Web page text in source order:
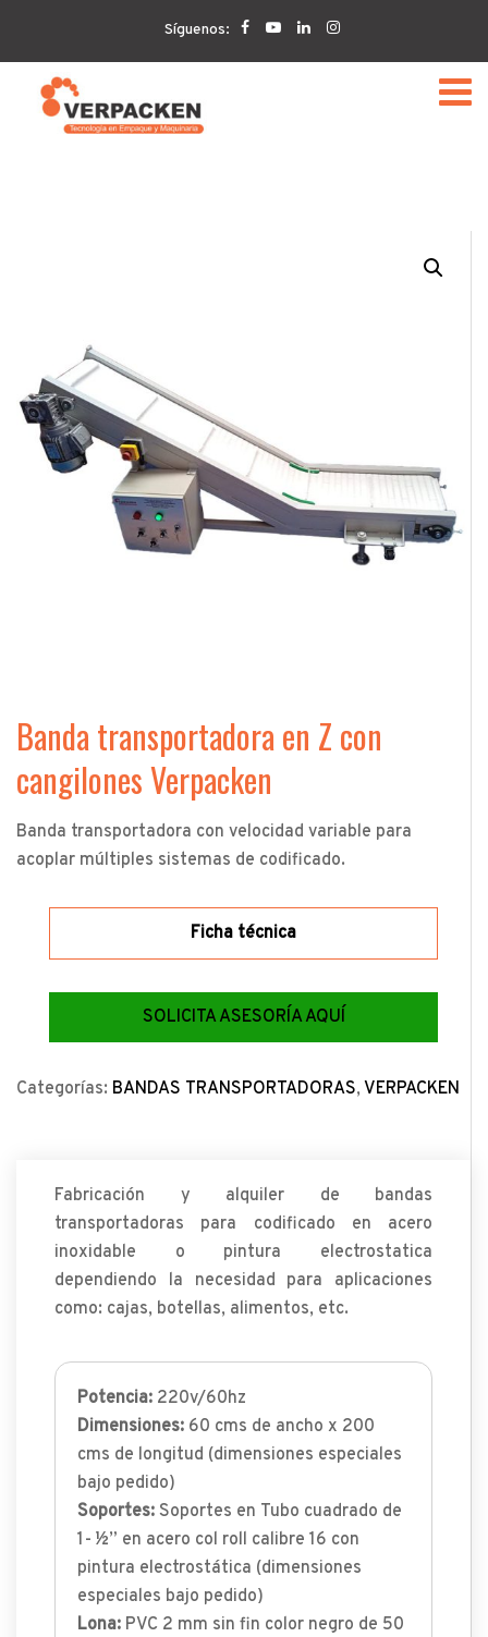
Síguenos:
cangilones Verpacken
Banda transportadora en Z con
cangilones Verpacken
Banda transportadora con velocidad variable para
acoplar múltiples sistemas de codificado.
Ficha técnica
SOLICITA ASESORÍA AQUÍ
Categorías: BANDAS TRANSPORTADORAS, VERPACKEN
Fabricación y alquiler de bandas
transportadoras para codificado en acero
inoxidable o pintura electrostatica
dependiendo la necesidad para aplicaciones
como: cajas, botellas, alimentos, etc.
Potencia: 220v/60hz
Dimensiones: 60 cms de ancho x 200
cms de longitud (dimensiones especiales
bajo pedido)
Soportes: Soportes en Tubo cuadrado de
1- ½” en acero col roll calibre 16 con
pintura electrostática (dimensiones
especiales bajo pedido)
Lona: PVC 2 mm sin fin color negro de 50